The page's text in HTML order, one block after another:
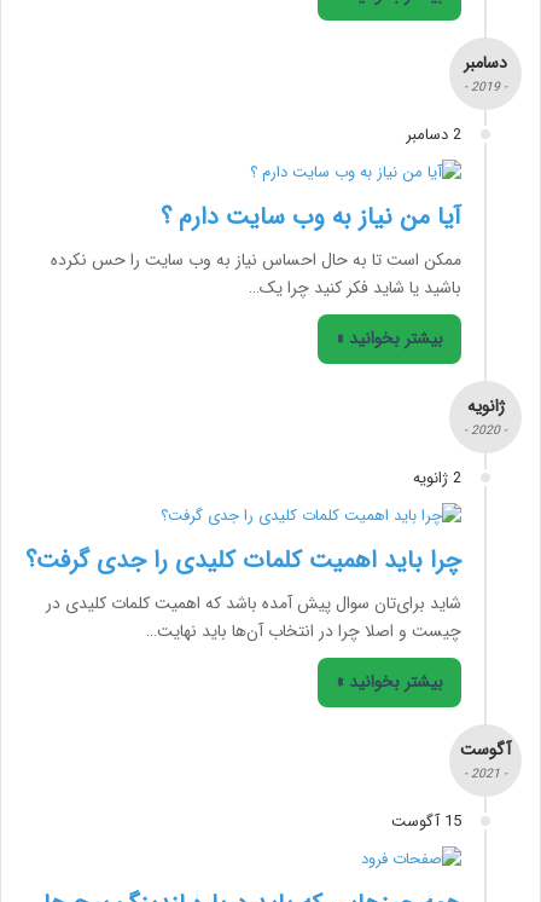
دسامبر
- 2019 -
2 دسامبر
آیا من نیاز به وب سایت دارم ؟
ممکن است تا به حال احساس نیاز به وب سایت را حس نکرده
باشید یا شاید فکر کنید چرا یک…
بیشتر بخوانید »
ژانویه
- 2020 -
2 ژانویه
چرا باید اهمیت کلمات کلیدی را جدی گرفت؟
شاید برای‌تان سوال پیش آمده باشد که اهمیت کلمات کلیدی در
چیست و اصلا چرا در انتخاب آن‌ها باید نهایت…
بیشتر بخوانید »
آگوست
- 2021 -
15 آگوست